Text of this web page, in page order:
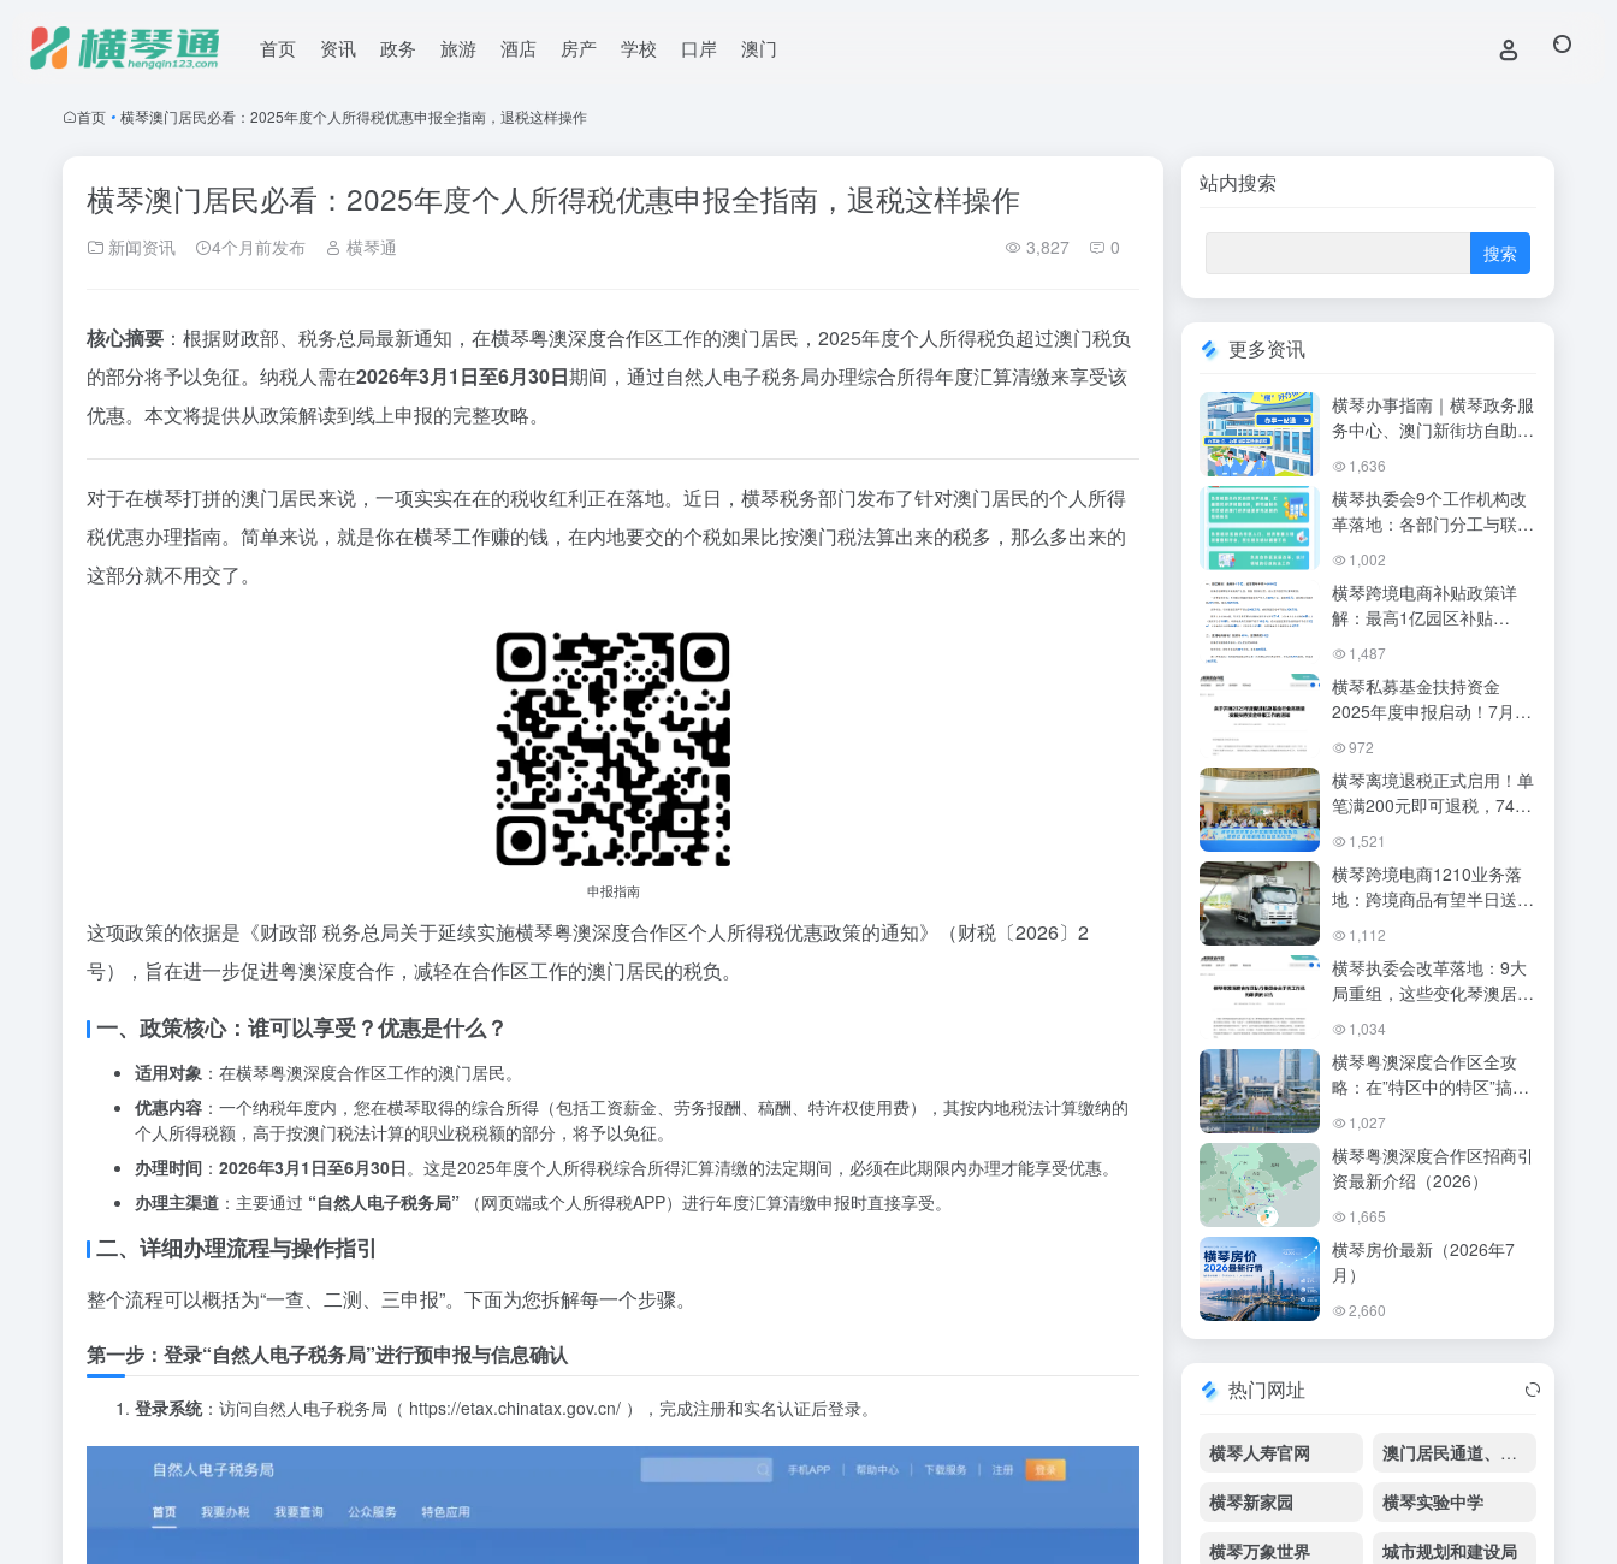
首页 资讯 政务 旅游 酒店 房产 学校 口岸 澳门
首页 • 横琴澳门居民必看：2025年度个人所得税优惠申报全指南，退税这样操作
横琴澳门居民必看：2025年度个人所得税优惠申报全指南，退税这样操作
新闻资讯 4个月前发布 横琴通 3,827 0
核心摘要 ：根据财政部、税务总局最新通知，在横琴粤澳深度合作区工作的澳门居民，2025年度个人所得税负超过澳门税负
的部分将予以免征。纳税人需在2026年3月1日至6月30日期间，通过自然人电子税务局办理综合所得年度汇算清缴来享受该
优惠。本文将提供从政策解读到线上申报的完整攻略。
对于在横琴打拼的澳门居民来说，一项实实在在的税收红利正在落地。近日，横琴税务部门发布了针对澳门居民的个人所得
税优惠办理指南。简单来说，就是你在横琴工作赚的钱，在内地要交的个税如果比按澳门税法算出来的税多，那么多出来的
这部分就不用交了。
申报指南
这项政策的依据是《财政部 税务总局关于延续实施横琴粤澳深度合作区个人所得税优惠政策的通知》（财税〔2026〕2
号），旨在进一步促进粤澳深度合作，减轻在合作区工作的澳门居民的税负。
一、政策核心：谁可以享受？优惠是什么？
适用对象 ：在横琴粤澳深度合作区工作的澳门居民。
优惠内容 ：一个纳税年度内，您在横琴取得的综合所得（包括工资薪金、劳务报酬、稿酬、特许权使用费），其按内地税法计算缴纳的
个人所得税额，高于按澳门税法计算的职业税税额的部分，将予以免征。
办理时间 ： 2026年3月1日至6月30日。这是2025年度个人所得税综合所得汇算清缴的法定期间，必须在此期限内办理才能享受优惠。
办理主渠道 ：主要通过 “自然人电子税务局” （网页端或个人所得税APP）进行年度汇算清缴申报时直接享受。
二、详细办理流程与操作指引
整个流程可以概括为“一查、二测、三申报”。下面为您拆解每一个步骤。
第一步：登录“自然人电子税务局”进行预申报与信息确认
登录系统：访问自然人电子税务局（ https://etax.chinatax.gov.cn/ ），完成注册和实名认证后登录。
站内搜索
更多资讯
横琴办事指南｜横琴政务服
务中心、澳门新街坊自助办
事、人才服务中心全攻略
（2026最新）
1,636
横琴执委会9个工作机构改
革落地：各部门分工与联系
方式1,002
横琴跨境电商补贴政策详
解：最高1亿园区补贴
+2000万落户奖励，澳资企
业再加20%
1,487
横琴私募基金扶持资金
2025年度申报启动！7月6
日至8月5日抓紧办理
972
横琴离境退税正式启用！单
笔满200元即可退税，74家
商店覆盖全岛（附办理攻
略）
1,521
横琴跨境电商1210业务落
地：跨境商品有望半日送
达，琴澳商贸枢纽再提速
1,112
横琴执委会改革落地：9大
局重组，这些变化琴澳居民
必须知道！
1,034
横琴粤澳深度合作区全攻
略：在”特区中的特区”搞事
业、享生活
1,027
横琴粤澳深度合作区招商引
资最新介绍（2026）
1,665
横琴房价最新（2026年7
月）
2,660
热门网址
横琴人寿官网 澳门居民通道、多次往返旅客通道及爱心通道：横琴口岸通关便民指南
横琴新家园 横琴实验中学
横琴万象世界 城市规划和建设局